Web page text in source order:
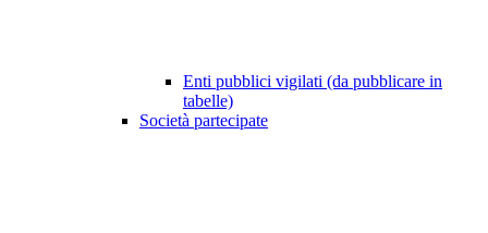
Enti pubblici vigilati (da pubblicare in
tabelle)
Società partecipate